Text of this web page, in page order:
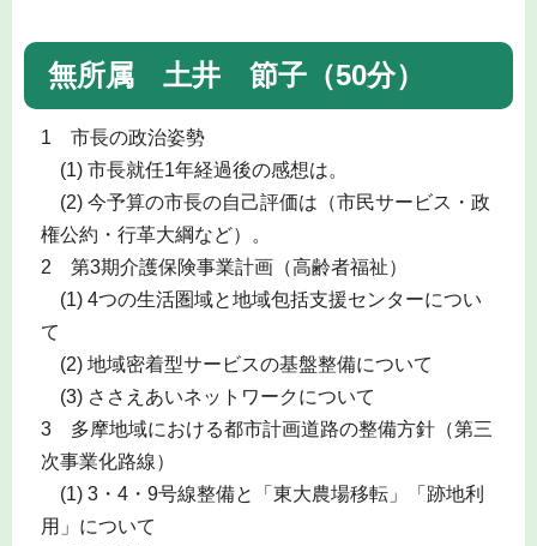
無所属 土井 節子（50分）
1 市長の政治姿勢
(1) 市長就任1年経過後の感想は。
(2) 今予算の市長の自己評価は（市民サービス・政
権公約・行革大綱など）。
2 第3期介護保険事業計画（高齢者福祉）
(1) 4つの生活圏域と地域包括支援センターについ
て
(2) 地域密着型サービスの基盤整備について
(3) ささえあいネットワークについて
3 多摩地域における都市計画道路の整備方針（第三
次事業化路線）
(1) 3・4・9号線整備と「東大農場移転」「跡地利
用」について